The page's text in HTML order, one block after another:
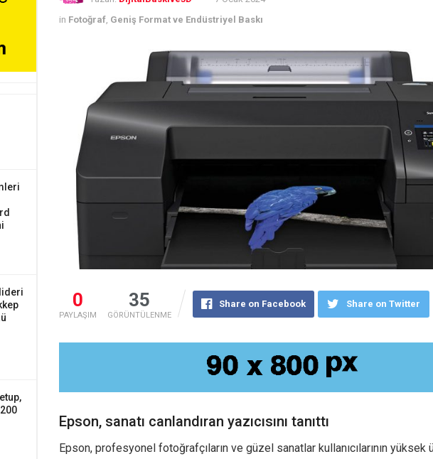
in Fotoğraf, Geniş Format ve Endüstriyel Baskı
0
PAYLAŞIM
35
GÖRÜNTÜLENME
Share on Facebook Share on Twitter
Epson, sanatı canlandıran yazıcısını tanıttı
Epson, profesyonel fotoğrafçıların ve güzel sanatlar kullanıcılarının yüksek